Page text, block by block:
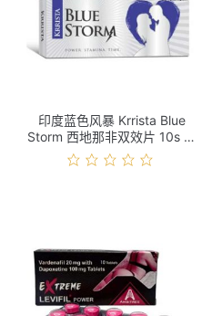
印度蓝色风暴 Krrista Blue
Storm 西地那非双效片 10s 价
格